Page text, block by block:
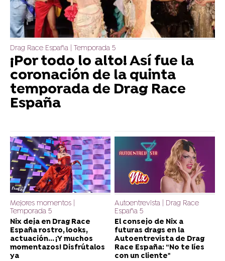
Drag Race España | Temporada 5
¡Por todo lo alto! Así fue la
coronación de la quinta
temporada de Drag Race
España
Mejores momentos |
Temporada 5
Nix deja en Drag Race
España rostro, looks,
actuación... ¡Y muchos
momentazos! Disfrútalos
ya
Autoentrevista | Drag Race
España 5
El consejo de Nix a
futuras drags en la
Autoentrevista de Drag
Race España: “No te líes
con un cliente"